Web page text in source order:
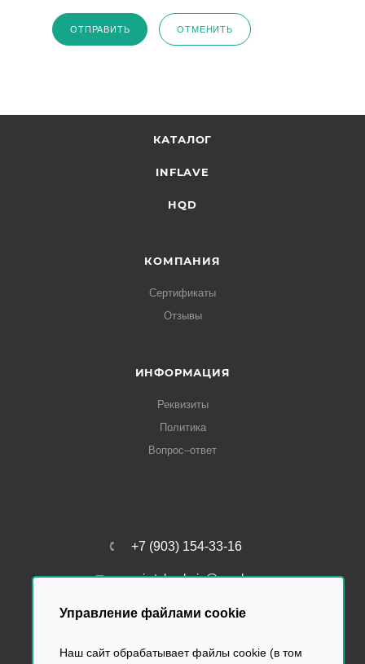
Управление файлами cookie
Наш сайт обрабатывает файлы cookie (в том
ОТПРАВИТЬ ОТМЕНИТЬ
КАТАЛОГ
INFLAVE
HQD
КОМПАНИЯ
Сертификаты
Отзывы
ИНФОРМАЦИЯ
Реквизиты
Политика
Вопрос–ответ
+7 (903) 154-33-16
perviy.tabachniy@yandex.ru